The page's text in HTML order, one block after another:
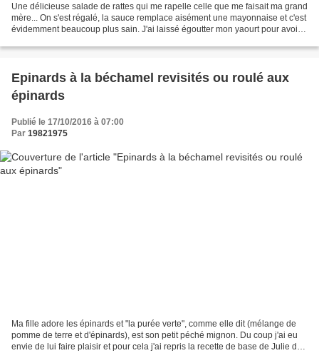
Une délicieuse salade de rattes qui me rapelle celle que me faisait ma grand
mère... On s'est régalé, la sauce remplace aisément une mayonnaise et c'est
évidemment beaucoup plus sain. J'ai laissé égoutter mon yaourt pour avoir
Epinards à la béchamel revisités ou roulé aux
épinards
Publié le 17/10/2016 à 07:00
Par 19821975
Ma fille adore les épinards et "la purée verte", comme elle dit (mélange de
pomme de terre et d'épinards), est son petit péché mignon. Du coup j'ai eu
envie de lui faire plaisir et pour cela j'ai repris la recette de base de Julie du